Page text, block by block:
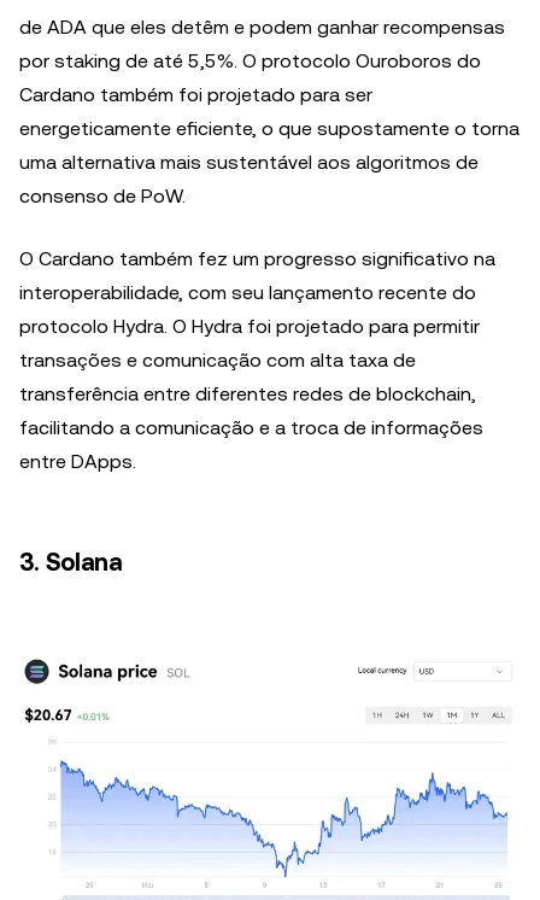
de ADA que eles detêm e podem ganhar recompensas
por staking de até 5,5%. O protocolo Ouroboros do
Cardano também foi projetado para ser
energeticamente eficiente, o que supostamente o torna
uma alternativa mais sustentável aos algoritmos de
consenso de PoW.
O Cardano também fez um progresso significativo na
interoperabilidade, com seu lançamento recente do
protocolo Hydra. O Hydra foi projetado para permitir
transações e comunicação com alta taxa de
transferência entre diferentes redes de blockchain,
facilitando a comunicação e a troca de informações
entre DApps.
3. Solana